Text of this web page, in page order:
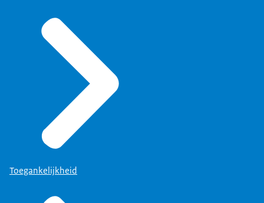
Toegankelijkheid